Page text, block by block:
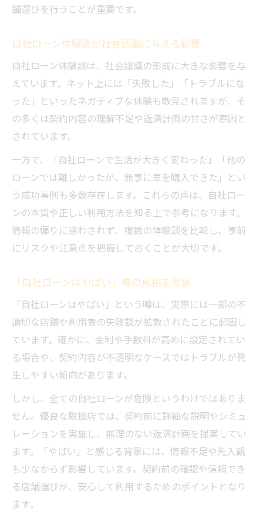
体験談に学ぶ自社ローンのリスク回避法
自社ローンの総支払額を把握するポイント
自社ローンの落とし穴を避ける実践的な知
識
安心できる選択に導く自社ローン知識
自社ローンで安心して車を購入するために
必要な知識
評判や体験談から学ぶ自社ローンの選び方
自社ローン優良店の見分け方と活用法
絶対通るという自社ローンの審査基準を理
ノレルや他サービスとの自社ローン比較ポ
舗選びを行うことが重要です。
自社ローン体験談が社会認識に与える影響
自社ローン体験談は、社会認識の形成に大きな影響を与
えています。ネット上には「失敗した」「トラブルにな
った」といったネガティブな体験も散見されますが、そ
の多くは契約内容の理解不足や返済計画の甘さが原因と
されています。
一方で、「自社ローンで生活が大きく変わった」「他の
ローンでは難しかったが、無事に車を購入できた」とい
う成功事例も多数存在します。これらの声は、自社ロー
ンの本質や正しい利用方法を知る上で参考になります。
情報の偏りに惑わされず、複数の体験談を比較し、事前
にリスクや注意点を把握しておくことが大切です。
「自社ローンはやばい」噂の真相を考察
「自社ローンはやばい」という噂は、実際には一部の不
適切な店舗や利用者の失敗談が拡散されたことに起因し
ています。確かに、金利や手数料が高めに設定されてい
る場合や、契約内容が不透明なケースではトラブルが発
生しやすい傾向があります。
しかし、全ての自社ローンが危険というわけではありま
せん。優良な取扱店では、契約前に詳細な説明やシミュ
レーションを実施し、無理のない返済計画を提案してい
ます。「やばい」と感じる背景には、情報不足や先入観
も少なからず影響しています。契約前の確認や信頼でき
る店舗選びが、安心して利用するためのポイントとなり
ます。